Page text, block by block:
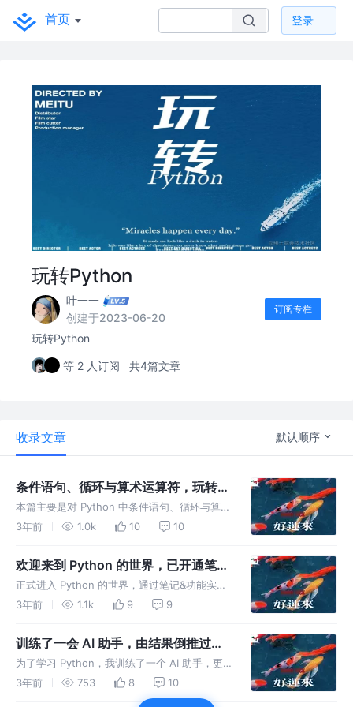
首页 登录
玩转Python
叶一一
创建于2023-06-20
订阅专栏
玩转Python
等 2 人订阅 共4篇文章
收录文章 默认顺序
条件语句、循环与算术运算符，玩转
Python 世界的三件套【玩转
Python】
本篇主要是对 Python 中条件语句、循环与算术
运算符的相关知识的学习和运用，同时还做了适
实现的项目源码，发现掌握它们对实际开发会大
3年前 1.0k 10 10
欢迎来到 Python 的世界，已开通笔记
&功能实践的双进程【玩转 Python】
正式进入 Python 的世界，通过笔记&功能实践
的双进程学习Python中数据类型相关知识点，
维，额外增加了容易被忽视的功能点和对比。
3年前 1.1k 9 9
训练了一会 AI 助手，由结果倒推过程
的快乐，我也体验一把【玩转
Python】
为了学习 Python，我训练了一个 AI 助手，更
是脑洞大开的想到了"由结果倒推过程"的学习方
式。"学亦乐乎其中"，不但熟悉了Python 的语
3年前 753 8 10